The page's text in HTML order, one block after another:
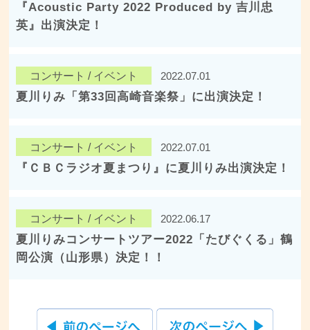
『Acoustic Party 2022 Produced by 吉川忠
英』出演決定！
コンサート / イベント 2022.07.01
夏川りみ「第33回高崎音楽祭」に出演決定！
コンサート / イベント 2022.07.01
『ＣＢＣラジオ夏まつり』に夏川りみ出演決定！
コンサート / イベント 2022.06.17
夏川りみコンサートツアー2022「たびぐくる」鶴
岡公演（山形県）決定！！